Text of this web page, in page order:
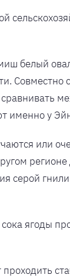
белый
Совместно
именно у
или
серой
ягоды